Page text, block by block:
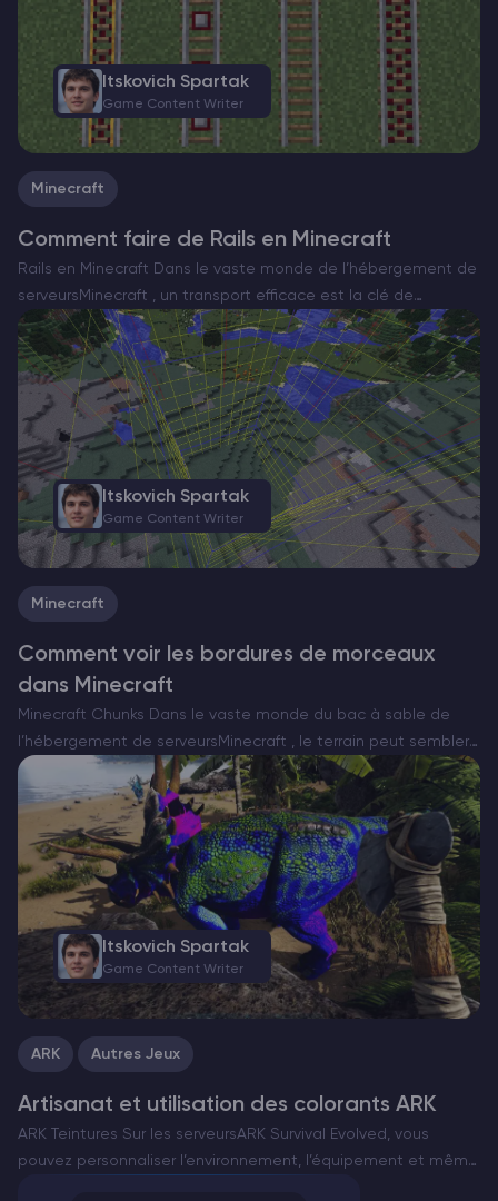
Minecraft
Comment faire de Rails en Minecraft
Rails en Minecraft Dans le vaste monde de l’hébergement de
serveursMinecraft , un transport efficace est la clé de
l’exploration et de la gestion de vos créations. Les rails
constituent l’épine dorsale des systèmes de…
Itskovich Spartak
Game Content Writer
Minecraft
Comment voir les bordures de morceaux
dans Minecraft
Minecraft Chunks Dans le vaste monde du bac à sable de
l’hébergement de serveursMinecraft , le terrain peut sembler
infini et généré de façon aléatoire, mais en coulisses, il est
soigneusement structuré en segments appelés…
Itskovich Spartak
Game Content Writer
ARK Autres Jeux
Artisanat et utilisation des colorants ARK
ARK Teintures Sur les serveursARK Survival Evolved, vous
pouvez personnaliser l’environnement, l’équipement et même
Itskovich Spartak
Game Content Writer